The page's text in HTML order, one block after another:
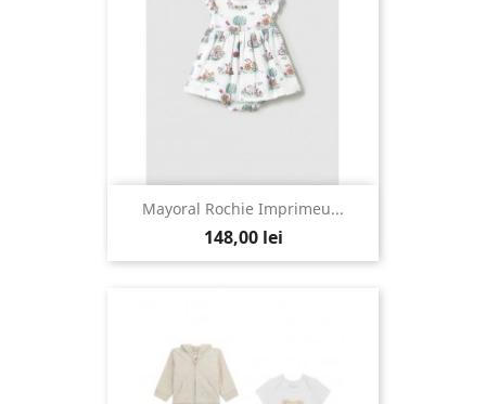
Mayoral Rochie Imprimeu...
148,00 lei